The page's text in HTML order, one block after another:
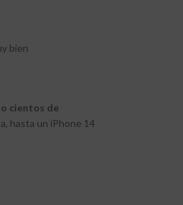
bien
cientos de
hasta un iPhone 14